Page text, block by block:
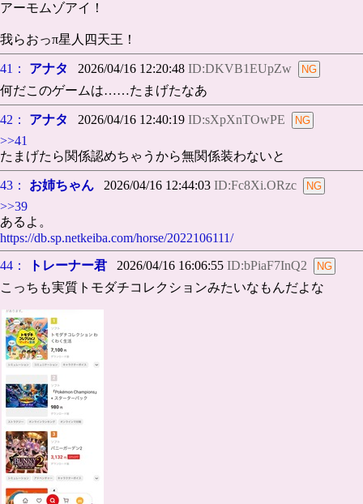
アーモムゾアイ！
我らおっπ星人四天王！
41： アナタ 2026/04/16 12:20:48 ID:DKVB1EUpZw
何だこのゲームは……たまげたなあ
42： アナタ 2026/04/16 12:40:19 ID:sXpXnTOwPE
>>41
たまげたら関係認めちゃうから無関係装わないと
43： お姉ちゃん 2026/04/16 12:44:03 ID:Fc8Xi.ORzc
>>39
あるよ。
https://db.sp.netkeiba.com/horse/2022106111/
44：
トレーナー君 2026/04/16 16:06:55 ID:bPiaF7InQ2
こっちも実質トモダチコレクションみたいなもんだよな